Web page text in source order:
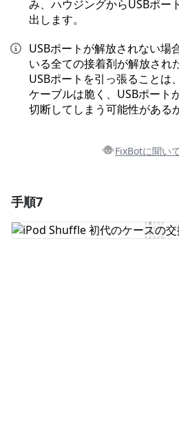
み、ハウジングからUSBポー
出します。
USBポートが解放されない場
いる全ての接着剤が解放され
USBポートを引っ張ることは
ケーブルは脆く、USBポート
切断してしまう可能性がある
FixBotに聞い
コメントを追加
手順7